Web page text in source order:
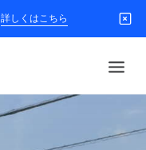
詳しくはこちら